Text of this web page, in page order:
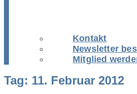
Kontakt
Newsletter
Mitglied
Tag: 11. Februar 2012